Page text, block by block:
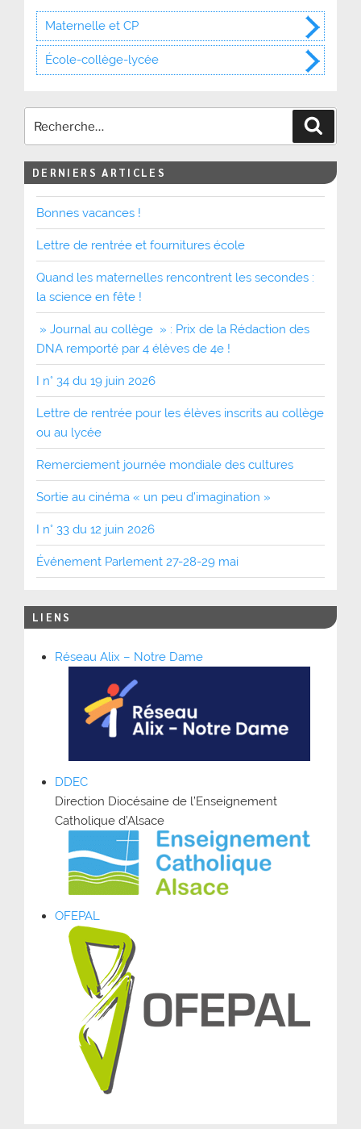
Maternelle et CP
École-collège-lycée
DERNIERS ARTICLES
Bonnes vacances !
Lettre de rentrée et fournitures école
Quand les maternelles rencontrent les secondes :
la science en fête !
» Journal au collège » : Prix de la Rédaction des
DNA remporté par 4 élèves de 4e !
I n° 34 du 19 juin 2026
Lettre de rentrée pour les élèves inscrits au collège
ou au lycée
Remerciement journée mondiale des cultures
Sortie au cinéma « un peu d’imagination »
I n° 33 du 12 juin 2026
Événement Parlement 27-28-29 mai
LIENS
Réseau Alix – Notre Dame
DDEC
Direction Diocésaine de l’Enseignement
Catholique d’Alsace
OFEPAL